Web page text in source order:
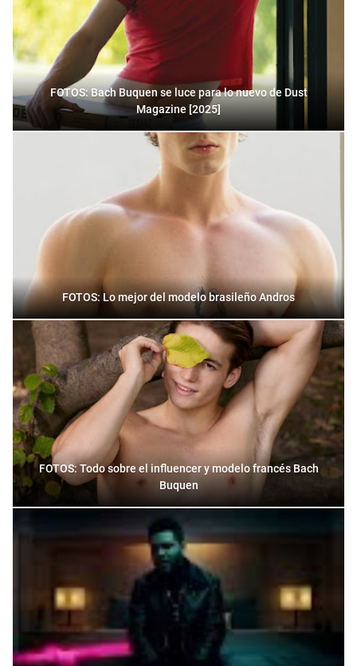
FOTOS: Bach Buquen se luce para lo nuevo de Dust
Magazine [2025]
FOTOS: Lo mejor del modelo brasileño Andros
FOTOS: Todo sobre el influencer y modelo francés Bach
Buquen